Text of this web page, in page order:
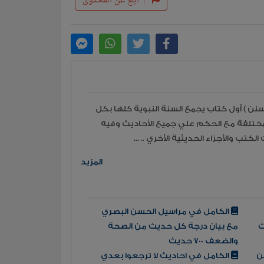
) أول كتاب يجمع السنة النبوية كلها بكل
مع الحكم علي جميع الأحاديث وفيه
المزيد
الكامل في مراسيل الحسن البصري
مع بيان درجة كل حديث من الصحة
والضعف 700 حديث
الكامل في احاديث لا ترجعوا بعدي